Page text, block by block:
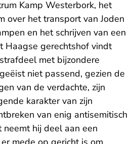
Kamp Westerbork, het
over het transport van Joden
en het schrijven van een
Haagse gerechtshof vindt
met bijzondere
niet passend, gezien de
van de verdachte, zijn
karakter van zijn
van enig antisemitisch
neemt hij deel aan een